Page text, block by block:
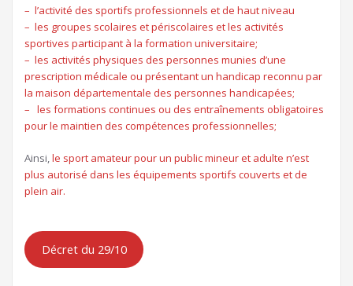
– l’activité des sportifs professionnels et de haut niveau
– les groupes scolaires et périscolaires et les activités
sportives participant à la formation universitaire;
– les activités physiques des personnes munies d’une
prescription médicale ou présentant un handicap reconnu par
la maison départementale des personnes handicapées;
– les formations continues ou des entraînements obligatoires
pour le maintien des compétences professionnelles;
Ainsi,le sport amateur pour un public mineur et adulte n’est
plus autorisé dans les équipements sportifs couverts et de
plein air.
Décret du 29/10